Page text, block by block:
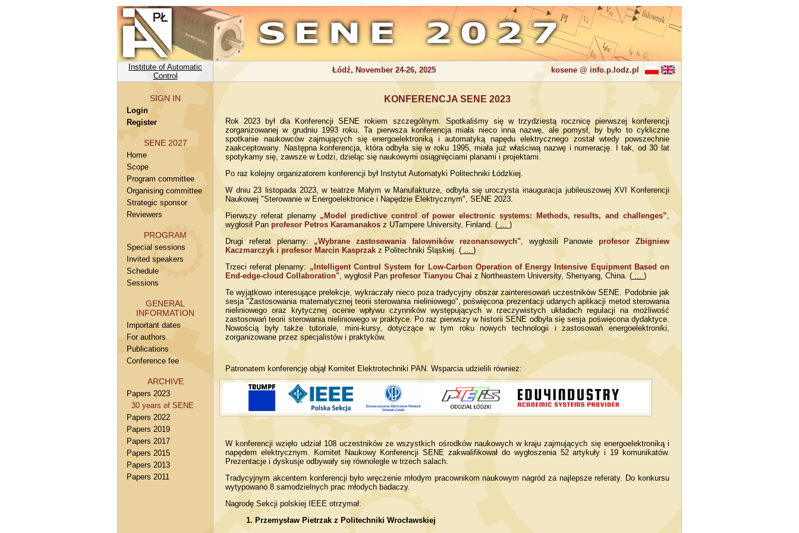
Institute of Automatic
Control
Łódź, November 24-26, 2025 kosene @ info.p.lodz.pl
SIGN IN
Login
Register
SENE 2027
Home
Scope
Program committee
Organising committee
Strategic sponsor
Reviewers
PROGRAM
Special sessions
Invited speakers
Schedule
Sessions
GENERAL
INFORMATION
Important dates
For authors
Publications
Conference fee
ARCHIVE
Papers 2023
30 years of SENE
Papers 2022
Papers 2019
Papers 2017
Papers 2015
Papers 2013
Papers 2011
KONFERENCJA SENE 2023
Rok 2023 był dla Konferencji SENE rokiem szczególnym. Spotkaliśmy się w trzydziestą rocznicę pierwszej konferencji
zorganizowanej w grudniu 1993 roku. Ta pierwsza konferencja miała nieco inna nazwę, ale pomysł, by było to cykliczne
spotkanie naukowców zajmujących się energoelektroniką i automatyką napędu elektrycznego został wtedy powszechnie
zaakceptowany. Następna konferencja, która odbyła się w roku 1995, miała już właściwą nazwę i numerację. I tak, od 30 lat
spotykamy się, zawsze w Łodzi, dzieląc się naukowymi osiągnięciami planami i projektami.
Po raz kolejny organizatorem konferencji był Instytut Automatyki Politechniki Łódzkiej.
W dniu 23 listopada 2023, w teatrze Małym w Manufakturze, odbyła się uroczysta inauguracja jubileuszowej XVI Konferencji
Naukowej "Sterowanie w Energoelektronice i Napędzie Elektrycznym", SENE 2023.
Pierwszy referat plenarny „Model predictive control of power electronic systems: Methods, results, and challenges”,
wygłosił Pan profesor Petros Karamanakos z UTampere University, Finland. ( ... )
Drugi referat plenarny: „Wybrane zastosowania falowników rezonansowych", wygłosili Panowieprofesor Zbigniew
Kaczmarczyk i profesor Marcin Kasprzak z Politechniki Śląskiej. ( ... )
Trzeci referat plenarny: „Intelligent Control System for Low-Carbon Operation of Energy Intensive Equipment Based on
End-edge-cloud Collaboration", wygłosił Pan profesor Tianyou Chai z Northeastern University, Shenyang, China. (... )
Te wyjątkowo interesujące prelekcje, wykraczały nieco poza tradycyjny obszar zainteresowań uczestników SENE. Podobnie jak
sesja "Zastosowania matematycznej teorii sterowania nieliniowego", poświęcona prezentacji udanych aplikacji metod sterowania
nieliniowego oraz krytycznej ocenie wpływu czynników występujących w rzeczywistych układach regulacji na możliwość
zastosowań teorii sterowania nieliniowego w praktyce. Po raz pierwszy w historii SENE odbyła się sesja poświęcona dydaktyce.
Nowością były także tutoriale, mini-kursy, dotyczące w tym roku nowych technologii i zastosowań energoelektroniki,
zorganizowane przez specjalistów i praktyków.
Patronatem konferencję objął Komitet Elektrotechniki PAN. Wsparcia udzielili również:
W konferencji wzięło udział 108 uczestników ze wszystkich ośrodków naukowych w kraju zajmujących się energoelektroniką i
napędem elektrycznym. Komitet Naukowy Konferencji SENE zakwalifikował do wygłoszenia 52 artykuły i 19 komunikatów.
Prezentacje i dyskusje odbywały się równolegle w trzech salach.
Tradycyjnym akcentem konferencji było wręczenie młodym pracownikom naukowym nagród za najlepsze referaty. Do konkursu
wytypowano 8 samodzielnych prac młodych badaczy.
Nagrodę Sekcji polskiej IEEE otrzymał:
Przemysław Pietrzak z Politechniki Wrocławskiej